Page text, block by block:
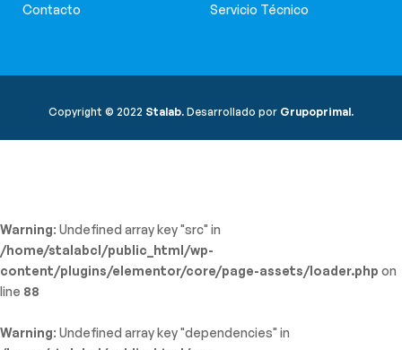
Contacto
Servicio Técnico
Copyright © 2022 Stalab. Desarrollado por Grupoprimal.
Warning: Undefined array key "src" in
/home/stalabcl/public_html/wp-
content/plugins/elementor/core/page-assets/loader.php on
line 88
Warning: Undefined array key "dependencies" in